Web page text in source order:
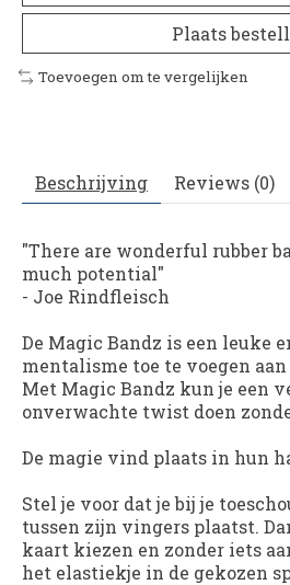
Plaats
Toevoegen om te vergelijken
Beschrijving Reviews (0)
"There are wonderful rubber
much potential"
- Joe Rindfleisch
De Magic Bandz is een leuke
mentalisme toe te voegen
Met Magic Bandz kun je een
onverwachte twist doen
De magie vind plaats in hun
Stel je voor dat je bij je
tussen zijn vingers plaatst.
kaart kiezen en zonder iets
het elastiekje in de gekozen